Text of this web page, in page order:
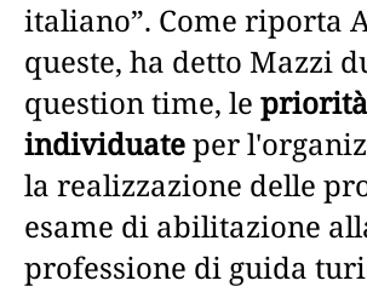
italiano”. Come riporta
queste, ha detto Mazzi
question time, le priorità
individuateper
la realizzazione delle
esame di abilitazione
professione di guida